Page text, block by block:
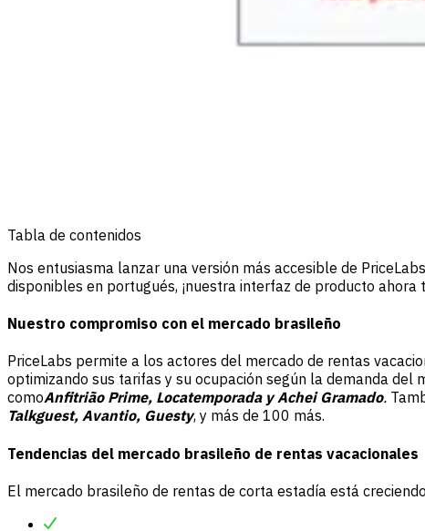
Tabla de contenidos
Nos entusiasma lanzar una versión más accesible de
disponibles en portugués, ¡nuestra interfaz de producto
Nuestro compromiso con el mercado brasileño
PriceLabs permite a los actores del mercado de rentas
optimizando sus tarifas y su ocupación según la demanda
comoAnfitrião Prime, Locatemporada y Achei Gramado.
Talkguest, Avantio, Guesty, y más de 100 más.
Tendencias del mercado brasileño de rentas vacacionales
El mercado brasileño de rentas de corta estadía está